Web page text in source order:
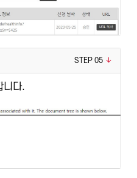
STEP 05
니다.